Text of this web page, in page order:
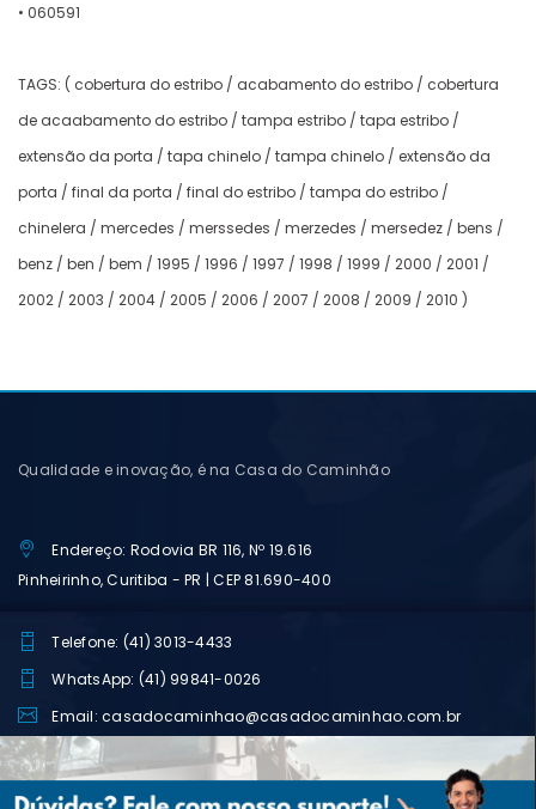
• 060591
TAGS: ( cobertura do estribo / acabamento do estribo / cobertura
de acaabamento do estribo / tampa estribo / tapa estribo /
extensão da porta / tapa chinelo / tampa chinelo / extensão da
porta / final da porta / final do estribo / tampa do estribo /
chinelera / mercedes / merssedes / merzedes / mersedez / bens /
benz / ben / bem / 1995 / 1996 / 1997 / 1998 / 1999 / 2000 / 2001 /
2002 / 2003 / 2004 / 2005 / 2006 / 2007 / 2008 / 2009 / 2010 )
Qualidade e inovação, é na Casa do Caminhão
Endereço: Rodovia BR 116, Nº 19.616
Pinheirinho, Curitiba - PR | CEP 81.690-400
Telefone: (41) 3013-4433
WhatsApp: (41) 99841-0026
Email: casadocaminhao@casadocaminhao.com.br